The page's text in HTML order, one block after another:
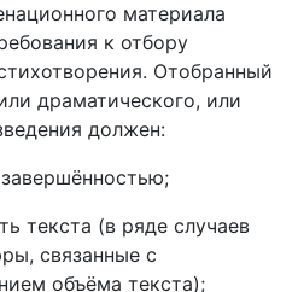
материала
к отбору
Отобранный
драматического, или
должен:
текста (в ряде случаев
связанные с
объёма текста);